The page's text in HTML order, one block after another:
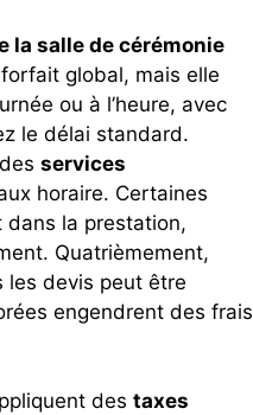
la salle de cérémonie
global, mais elle
ou à l’heure, avec
le délai standard.
services
horaire. Certaines
dans la prestation,
Quatrièmement,
les devis peut être
engendrent des frais
des taxes